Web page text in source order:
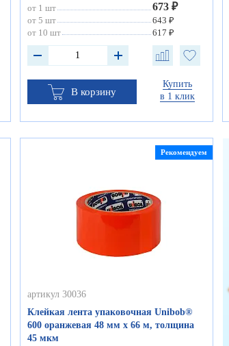
от 1 шт 673 ₽
от 5 шт
643 ₽
от 10 шт
617 ₽
В корзину
Купить
в 1 клик
Рекомендуем
артикул 30036
Клейкая лента упаковочная Unibob®
600 оранжевая 48 мм х 66 м, толщина
45 мкм